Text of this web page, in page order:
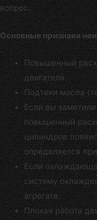
вопрос.
Основные признаки
Повышенный
двигателя.
Подтеки масла
Если вы
повышенный
цилиндров
определяется
Если
систему
агрегате.
Плохая работа